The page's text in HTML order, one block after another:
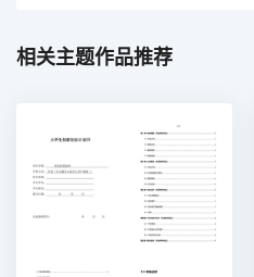
相关主题作品推荐